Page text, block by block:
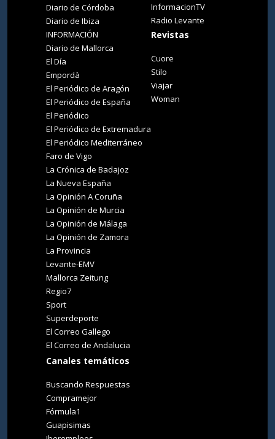
Diario de Córdoba
Diario de Ibiza
INFORMACIÓN
Diario de Mallorca
El Día
Empordà
El Periódico de Aragón
El Periódico de España
El Periódico
El Periódico de Extremadura
El Periódico Mediterráneo
Faro de Vigo
La Crónica de Badajoz
La Nueva España
La Opinión A Coruña
La Opinión de Murcia
La Opinión de Málaga
La Opinión de Zamora
La Provincia
Levante-EMV
Mallorca Zeitung
Regio7
Sport
Superdeporte
El Correo Gallego
El Correo de Andalucia
Canales temáticos
Buscando Respuestas
Compramejor
Fórmula1
Guapisimas
InformacionTV
Radio Levante
Revistas
Cuore
Stilo
Viajar
Woman